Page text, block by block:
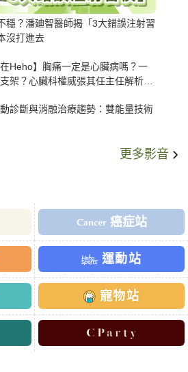
穩？潘廸智醫師揭「3大錯誤注射習
沒打進去
在Heho】胸痛一定是心臟病嗎？一
架？心臟科權威張其任主任解析支
診斷與消融治療趨勢：雙能量技術
更多影音
癌症站
運動站
寵物站